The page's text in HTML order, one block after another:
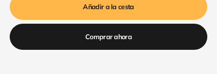
Añadir a la cesta
Comprar ahora